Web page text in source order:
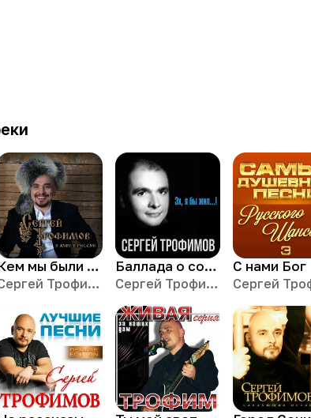
Кем мы были для Отчизны
Сергей Трофимов
Баллада о солдате
Сергей Трофимов
С нами Бог